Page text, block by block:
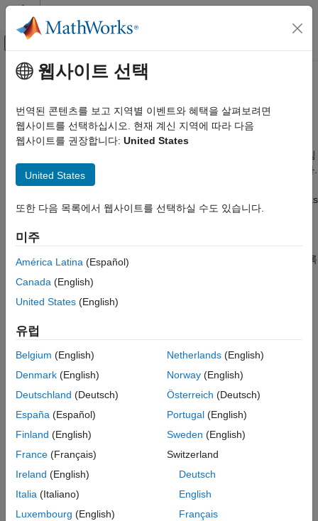
콘텐츠로 바로 가기
오프캔버스 탐색 메뉴 토글
문서 홈
Simulink Check
카테고리
Simulink Check 시작하기
모델 준수 검사
모델 검사 사용자 정의
모델 리팩토링
검증(Verification) 및 확인(Validation)
툴 검증 및 인증
주요 콘텐츠
Simulink Check
설계 품질 측정, 검증 활동 추적 및 표준 준수 확인
Simulink Check™는 모델, 요구 사항 및 테스트를 분석하여 설계
품질과 표준 준수 여부를 평가합니다. 설계 시 모델링 표준 및 지침
위반을 식별하는 업계에서 인정하는 검사 및 메트릭을 제공합니다.
지원되는 고 무결성 소프트웨어 개발 표준에는 ISO 26262, DO-
178C, DO-254, IEC 61508, ISO 25119, IEC 62304 및 MathWorks
Advisory Board(MAB) 스타일 지침이 포함됩니다. Simulink
표준도 지원합니다. 편집기에서 바로 규정 준수 문제를 식별할 수
있는 사용자 정의 검사를 만들어 자체 표준이나 지침을 준수하도록
Simulink Check는 설계의 상태와 품질을 평가하기 위한 크기,
요구 사항 기반 테스트 활동의 데이터를 통합하여 테스트 상태를
교체하고, 설계 복잡성을 줄이고, 재사용 가능한 내용을 식별할 수
있습니다. 모델 슬라이서 도구는 모델에서 문제가 되는 동작을
분리하고 디버깅을 위해 단순화된 모델을 생성합니다.
IEC Certification Kit (for ISO 26262 and IEC 61508)
Qualification Kit (for DO-178)
를 통해 산업 표준에 대한 지원이
제공됩니다.
튜토리얼
Assess and Verify Model Quality
웹사이트 선택
번역된 콘텐츠를 보고 지역별 이벤트와 혜택을 살펴보려면
웹사이트를 선택하십시오. 현재 계신 지역에 따라 다음
웹사이트를 권장합니다: United States
United States
또한 다음 목록에서 웹사이트를 선택하실 수도 있습니다.
미주
América Latina (Español)
Canada (English)
United States (English)
유럽
Belgium (English)
Denmark (English)
Deutschland (Deutsch)
España (Español)
Finland (English)
France (Français)
Ireland (English)
Italia (Italiano)
Luxembourg (English)
Netherlands(English)
Norway(English)
Österreich (Deutsch)
Portugal(English)
Sweden (English)
Switzerland
Deutsch
English
Français